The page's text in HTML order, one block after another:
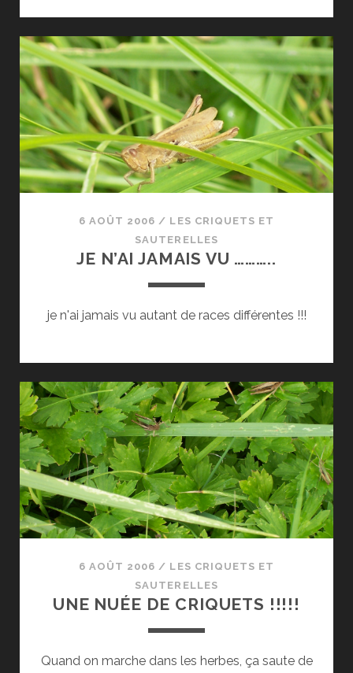
6 AOÛT 2006 / LES CRIQUETS ET
SAUTERELLES
JE N’AI JAMAIS VU ………..
je n'ai jamais vu autant de races différentes !!!
6 AOÛT 2006 / LES CRIQUETS ET
SAUTERELLES
UNE NUÉE DE CRIQUETS !!!!!
Quand on marche dans les herbes, ça saute de